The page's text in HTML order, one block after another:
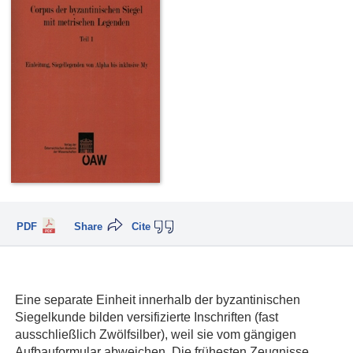
PDF Cite
Share
Eine separate Einheit innerhalb der byzantinischen
Siegelkunde bilden versifizierte Inschriften (fast
ausschließlich Zwölfsilber), weil sie vom gängigen